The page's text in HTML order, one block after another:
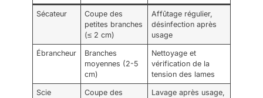
Sécateur
Coupe des
petites branches
(≤ 2 cm)
Affûtage régulier,
désinfection après
usage
Ébrancheur
Branches
moyennes (2-5
cm)
Nettoyage et
vérification de la
tension des lames
Scie
Coupe des
Lavage après usage,